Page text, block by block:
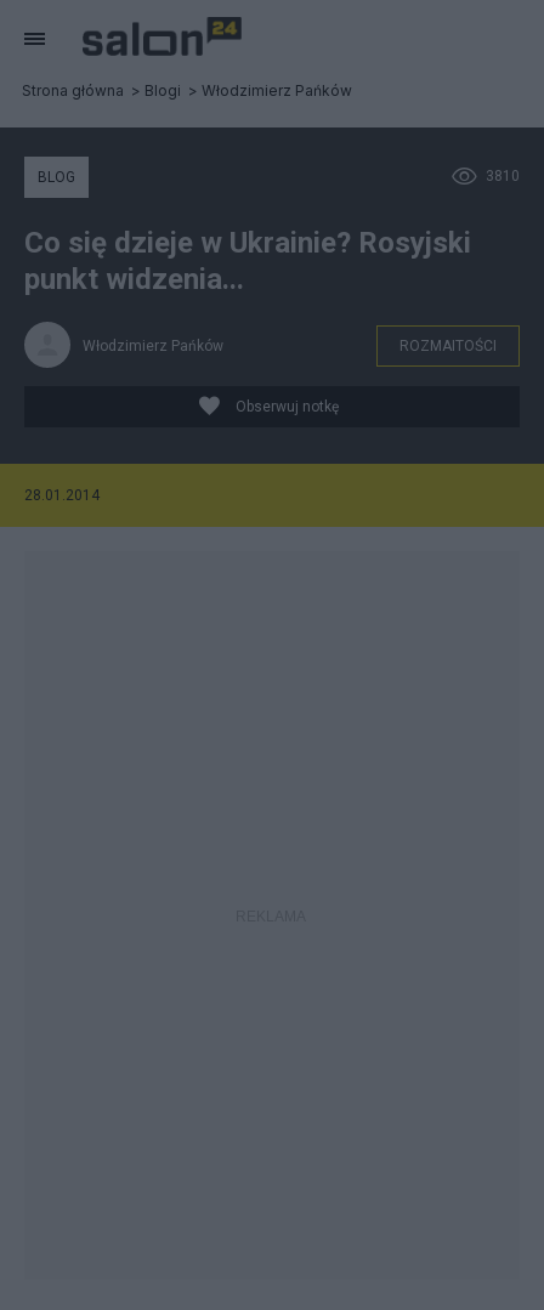
Strona główna Blogi Włodzimierz Pańków
3810
BLOG
Co się dzieje w Ukrainie? Rosyjski
punkt widzenia...
Włodzimierz Pańków ROZMAITOŚCI
Obserwuj notkę
28.01.2014